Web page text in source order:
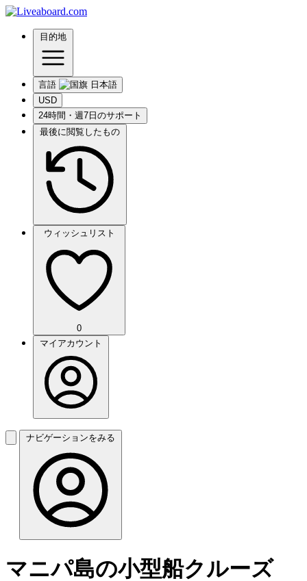
目的地
言語
USD
24時間・週7日のサポート
最後に閲覧したもの
ウィッシュリスト
0
マイアカウント
ナビゲーションをみる
マニパ島の小型船クルーズ